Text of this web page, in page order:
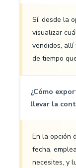
Sí, desde la
visualizar
vendidos,
de tiempo
¿Cómo
llevar la
En la opción
fecha,
necesites, y